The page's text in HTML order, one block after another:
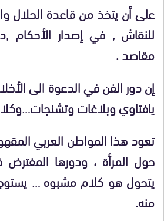
على أن يتخذ من قاعدة الحلال
للنقاش , في إصدار الأحكام
مقاصد .
إن دور الفن في الدعوة الى
يافتاوي وبلاغات
تعود هذا المواطن العربي
حول المرأة ، ودورها
يتحول هو كلام مشبوه …
منه.